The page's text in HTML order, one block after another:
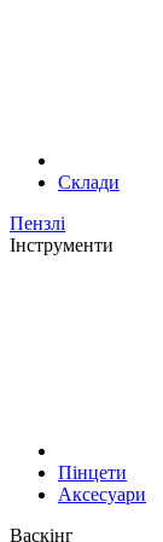
Склади
Пензлі
Інструменти
Пінцети
Аксесуари
Васкінг